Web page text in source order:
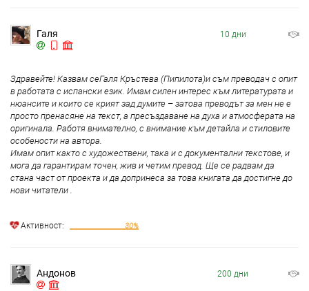
Галя
Здравейте! Казвам сеГаля Кръстева (Пипилота)и съм преводач с опит
в работата с испански език. Имам силен интерес към литературата и
нюансите и които се крият зад думите – затова преводът за мен не е
просто пренасяне на текст, а пресъздаване на духа и атмосферата на
оригинала. Работя внимателно, с внимание към детайла и стиловите
особености на автора.
Имам опит както с художествени, така и с документални текстове, и
мога да гарантирам точен, жив и четим превод. Ще се радвам да
стана част от проекта и да допринеса за това книгата да достигне до
нови читатели .
Aктивност: 30%
10 дни
Андонов 200 дни